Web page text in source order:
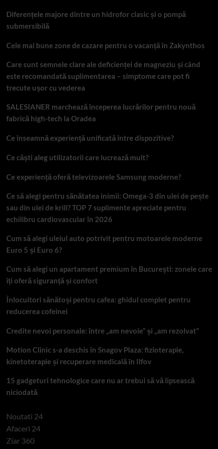
Diferențele majore dintre un hidrofor clasic și o pompă
submersibilă
Cele mai bune zone de cazare pentru o vacanță în Zakynthos
Care sunt semnele clare ale deficienței de magneziu și când
este recomandată suplimentarea – simptome care pot fi
trecute ușor cu vederea
SALESIANER marchează începerea lucrărilor pentru nouă
fabrică high-tech la Oradea
Ce înseamnă experiență unificată între dispozitive?
Ce căști aleg utilizatorii care lucrează mult?
Ce experiență oferă televizoarele Samsung moderne?
Ce să alegi pentru sănătatea inimii: Omega-3 din ulei de pește
sau din ulei de krill? TOP 7 suplimente apreciate pentru
echilibru cardiovascular în 2026
Cum să alegi uleiul auto potrivit pentru motoarele moderne
Euro 5 și Euro 6?
Cum să alegi un apartament premium în București: zonele care
îți oferă siguranță și confort
Înlocuitori sănătoși pentru cafea: ghidul complet pentru
reducerea cofeinei
Credite nevoi personale: între „am nevoie” și „am rezolvat”
Motion Clinic s-a deschis în Snagov Plaza: fizioterapie,
kinetoterapie și recuperare medicală în Ilfov
15 gadgeturi tehnologice care nu ar trebui să vă lipsească
niciodată
Noutati 24
Afaceri 24
Ziar 360